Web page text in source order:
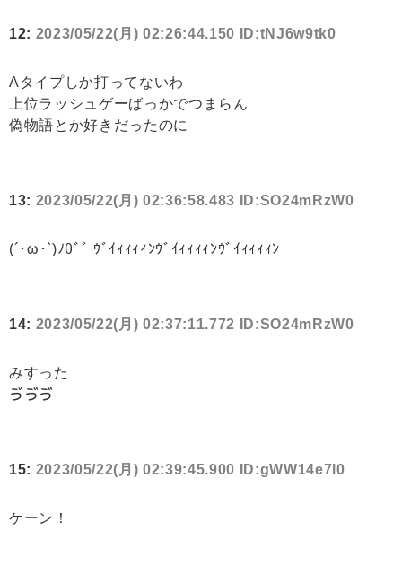
12: 2023/05/22(月) 02:26:44.150 ID:tNJ6w9tk0
Aタイプしか打ってないわ
上位ラッシュゲーばっかでつまらん
偽物語とか好きだったのに
13: 2023/05/22(月) 02:36:58.483 ID:SO24mRzW0
(´･ω･`)ﾉθﾞﾞ ｳﾞｲｨｨｨｨﾝｳﾞｲｨｨｨｨﾝｳﾞｲｨｨｨｨﾝ
14: 2023/05/22(月) 02:37:11.772 ID:SO24mRzW0
みすった
ゔゔゔ
15: 2023/05/22(月) 02:39:45.900 ID:gWW14e7l0
ケーン！